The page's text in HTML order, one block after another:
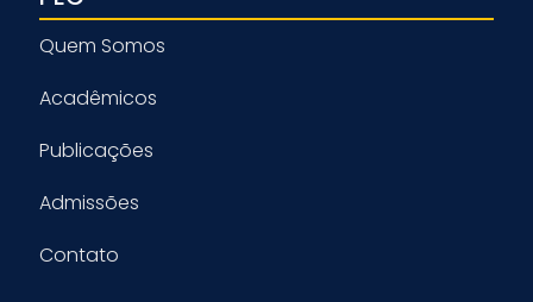
Quem Somos
Acadêmicos
Publicações
Admissões
Contato